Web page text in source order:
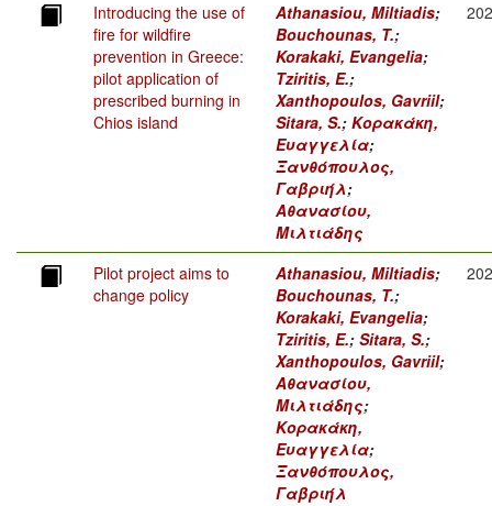
Introducing the use of
fire for wildfire
prevention in Greece:
pilot application of
prescribed burning in
Chios island
Athanasiou, Miltiadis;
Bouchounas, T.;
Korakaki, Evangelia;
Tziritis, E.;
Xanthopoulos, Gavriil;
Sitara, S.; Κορακάκη,
Ευαγγελία;
Ξανθόπουλος,
Γαβριήλ;
Αθανασίου,
Μιλτιάδης
Pilot project aims to
change policy
Athanasiou, Miltiadis;
Bouchounas, T.;
Korakaki, Evangelia;
Tziritis, E.; Sitara, S.;
Xanthopoulos, Gavriil;
Αθανασίου,
Μιλτιάδης;
Κορακάκη,
Ευαγγελία;
Ξανθόπουλος,
Γαβριήλ